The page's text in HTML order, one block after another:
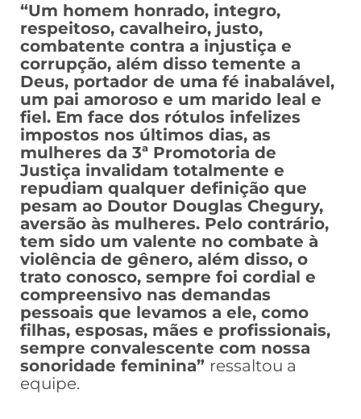
“Um homem honrado, integro,
respeitoso, cavalheiro, justo,
combatente contra a injustiça e
corrupção, além disso temente a
Deus, portador de uma fé inabalável,
um pai amoroso e um marido leal e
fiel. Em face dos rótulos infelizes
impostos nos últimos dias, as
mulheres da 3ª Promotoria de
Justiça invalidam totalmente e
repudiam qualquer definição que
pesam ao Doutor Douglas Chegury,
aversão às mulheres. Pelo contrário,
tem sido um valente no combate à
violência de gênero, além disso, o
trato conosco, sempre foi cordial e
compreensivo nas demandas
pessoais que levamos a ele, como
filhas, esposas, mães e profissionais,
sempre convalescente com nossa
sonoridade feminina” ressaltou a
equipe.